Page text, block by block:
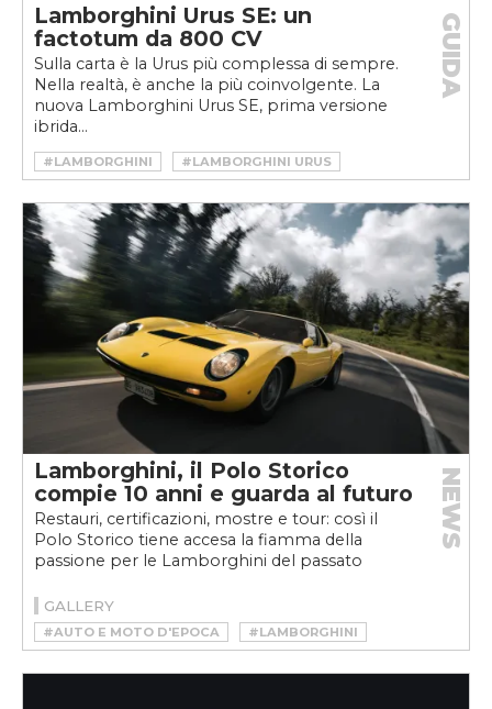
Lamborghini Urus SE: un
factotum da 800 CV
Sulla carta è la Urus più complessa di sempre.
Nella realtà, è anche la più coinvolgente. La
nuova Lamborghini Urus SE, prima versione
ibrida...
GUIDA
#LAMBORGHINI
#LAMBORGHINI URUS
#SUPER SUV
#SUV
Lamborghini, il Polo Storico
compie 10 anni e guarda al futuro
Restauri, certificazioni, mostre e tour: così il
Polo Storico tiene accesa la fiamma della
passione per le Lamborghini del passato
NEWS
GALLERY
#AUTO E MOTO D'EPOCA
#LAMBORGHINI
#LAMBORGHINI POLO STORICO